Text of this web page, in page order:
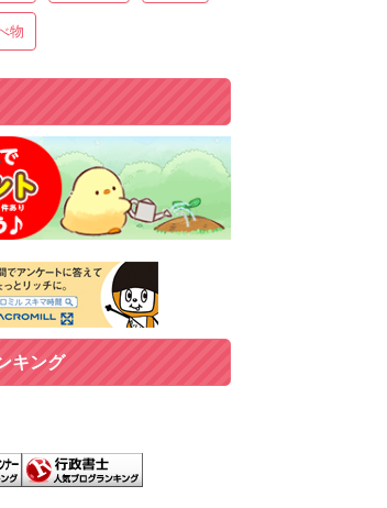
物
キング